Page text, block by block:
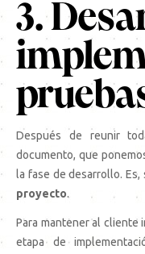
3.
Después de reunir
documento, que
la fase de desarrollo. Es,
proyecto.
Para mantener al cliente
etapa de